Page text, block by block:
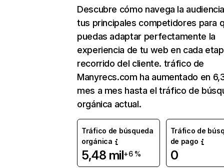
Descubre cómo navega la
tus principales competidores para
puedas adaptar perfectamente la
experiencia de tu web en cada
recorrido del cliente. tráfico de
Manyrecs.com ha aumentado en
mes a mes hasta el tráfico de
orgánica actual.
Tráfico de búsqueda
orgánica
5,48 mil+6 %
Tráfico de
de pago
0